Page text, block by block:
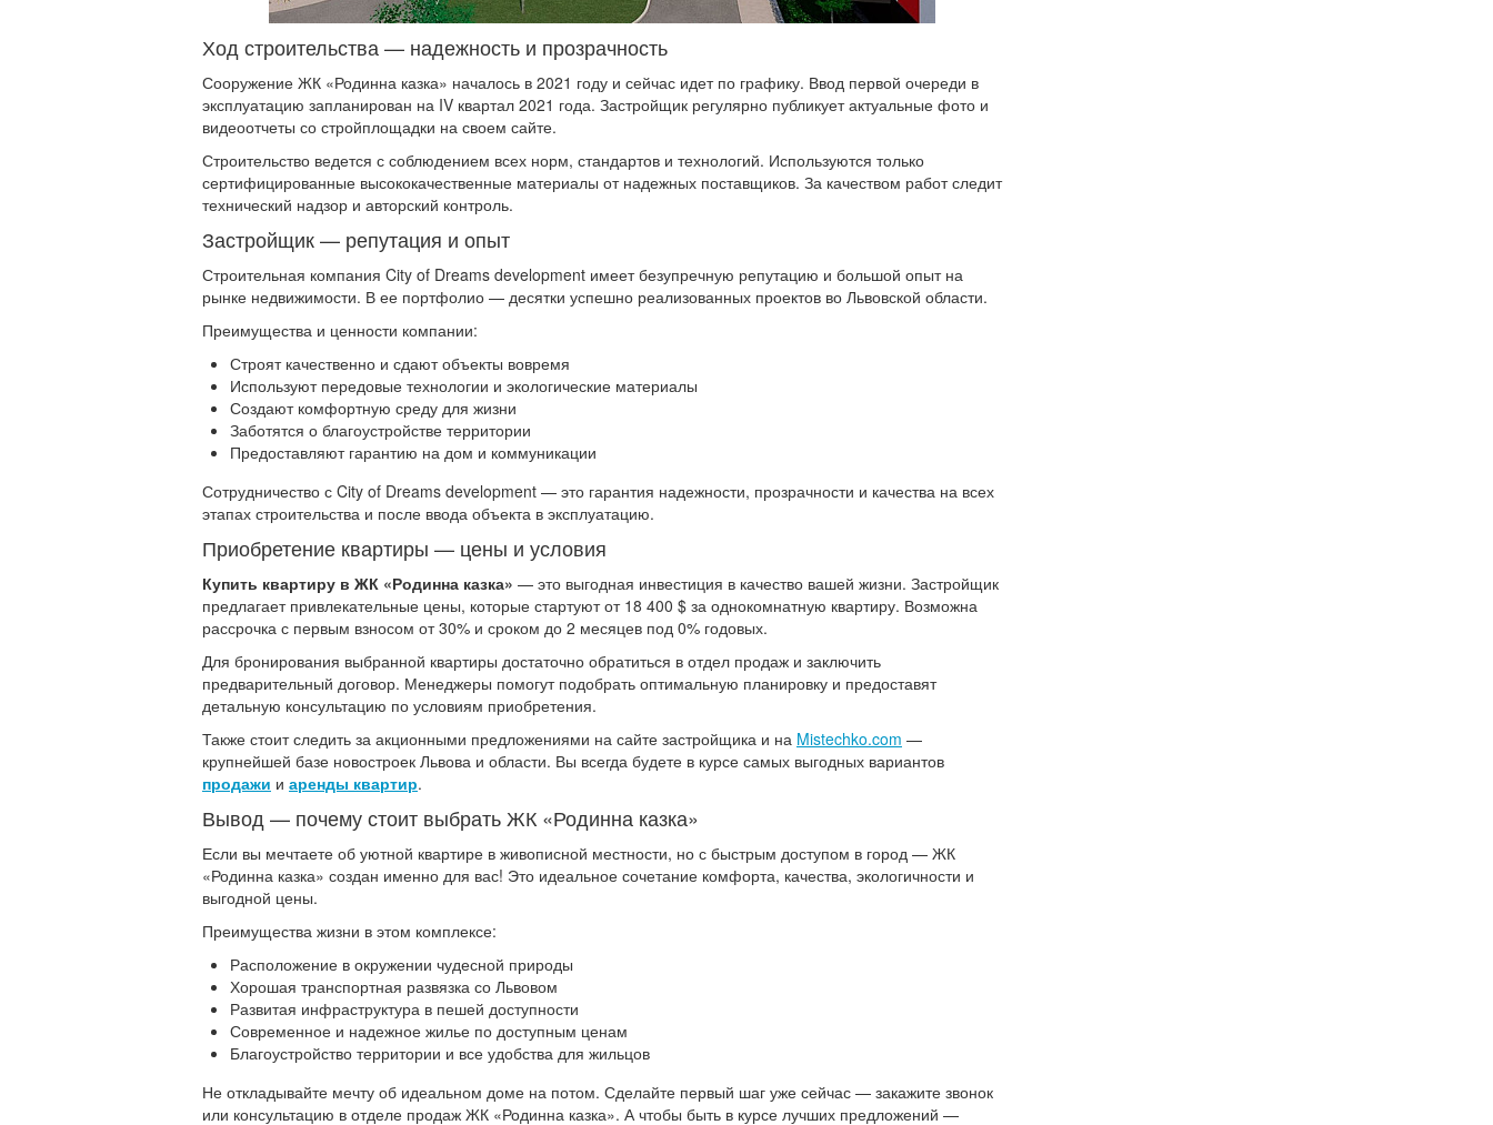
Ход строительства — надежность и прозрачность
Сооружение ЖК «Родинна казка» началось в 2021 году и сейчас идет по графику. Ввод первой очереди в
эксплуатацию запланирован на IV квартал 2021 года. Застройщик регулярно публикует актуальные фото и
видеоотчеты со стройплощадки на своем сайте.
Строительство ведется с соблюдением всех норм, стандартов и технологий. Используются только
сертифицированные высококачественные материалы от надежных поставщиков. За качеством работ следит
технический надзор и авторский контроль.
Застройщик — репутация и опыт
Строительная компания City of Dreams development имеет безупречную репутацию и большой опыт на
рынке недвижимости. В ее портфолио — десятки успешно реализованных проектов во Львовской области.
Преимущества и ценности компании:
Строят качественно и сдают объекты вовремя
Используют передовые технологии и экологические материалы
Создают комфортную среду для жизни
Заботятся о благоустройстве территории
Предоставляют гарантию на дом и коммуникации
Сотрудничество с City of Dreams development — это гарантия надежности, прозрачности и качества на всех
этапах строительства и после ввода объекта в эксплуатацию.
Приобретение квартиры — цены и условия
Купить квартиру в ЖК «Родинна казка» — это выгодная инвестиция в качество вашей жизни. Застройщик
предлагает привлекательные цены, которые стартуют от 18 400 $ за однокомнатную квартиру. Возможна
рассрочка с первым взносом от 30% и сроком до 2 месяцев под 0% годовых.
Для бронирования выбранной квартиры достаточно обратиться в отдел продаж и заключить
предварительный договор. Менеджеры помогут подобрать оптимальную планировку и предоставят
детальную консультацию по условиям приобретения.
Также стоит следить за акционными предложениями на сайте застройщика и на Mistechko.com —
крупнейшей базе новостроек Львова и области. Вы всегда будете в курсе самых выгодных вариантов
продажи и аренды квартир.
Вывод — почему стоит выбрать ЖК «Родинна казка»
Если вы мечтаете об уютной квартире в живописной местности, но с быстрым доступом в город — ЖК
«Родинна казка» создан именно для вас! Это идеальное сочетание комфорта, качества, экологичности и
выгодной цены.
Преимущества жизни в этом комплексе:
Расположение в окружении чудесной природы
Хорошая транспортная развязка со Львовом
Развитая инфраструктура в пешей доступности
Современное и надежное жилье по доступным ценам
Благоустройство территории и все удобства для жильцов
Не откладывайте мечту об идеальном доме на потом. Сделайте первый шаг уже сейчас — закажите звонок
или консультацию в отделе продаж ЖК «Родинна казка». А чтобы быть в курсе лучших предложений —